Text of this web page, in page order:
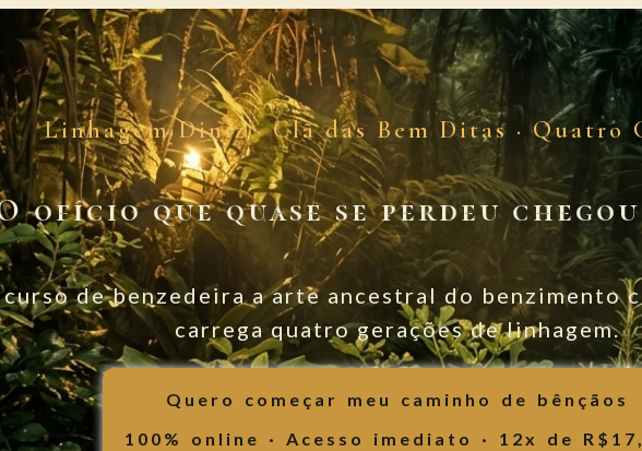
Linhagem Diniz · Clã das Bem Ditas · Quatro
ofício que quase se perdeu
curso de benzedeira a arte ancestral do benzimento
carrega quatro gerações de linhagem.
Quero começar meu caminho de bênçãos
100% online · Acesso imediato · 12x de